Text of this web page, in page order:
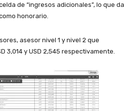
de “ingresos adicionales”, lo que da
honorario.
asesor nivel 1 y nivel 2 que
3,014 y USD 2,545 respectivamente.